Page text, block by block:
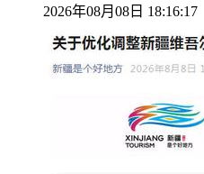
2026年08月08日 18:16:17